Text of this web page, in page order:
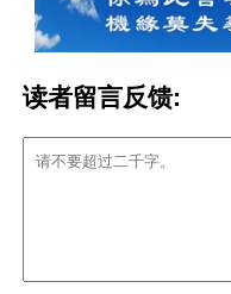
读者留言反馈: